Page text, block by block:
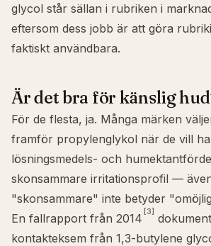
glycol står sällan i rubriken i
eftersom dess jobb är att göra
faktiskt användbara.
Är det bra för känslig
För de flesta, ja. Många märken
framför propylenglykol när de vill
lösningsmedels- och
skonsammare irritationsprofil —
"skonsammare" inte betyder
En fallrapport från 2014 [3]
kontakteksem från 1,3-butylene